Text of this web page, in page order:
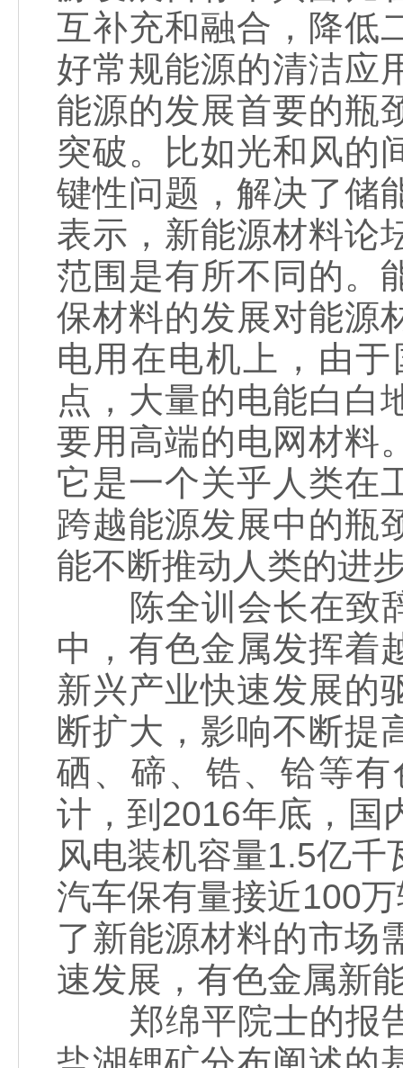
互补充和融合，降低
好常规能源的清洁应
能源的发展首要的瓶
突破。比如光和风的
键性问题，解决了储
表示，新能源材料论
范围是有所不同的。
保材料的发展对能源
电用在电机上，由
点，大量的电能白白
要用高端的电网材料
它是一个关乎人类在
跨越能源发展中的瓶
能不断推动人类的进
陈全训会长在致辞
中，有色金属发挥着
新兴产业快速发展的
断扩大，影响不断提
硒、碲、锆、铪等
计，到2016年底，国
风电装机容量1.5亿
汽车保有量接近100
了新能源材料的市场
速发展，有色金属新
郑绵平院士的报告